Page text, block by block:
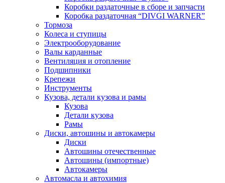
Коробки раздаточные в сборе и запчасти
Коробка раздаточная “DIVGI WARNER”
Тормоза
Колеса и ступицы
Электрооборудование
Валы карданные
Вентиляция и отопление
Подшипники
Крепежи
Инструменты
Кузова, детали кузова и рамы
Кузова
Детали кузова
Рамы
Диски, автошины и автокамеры
Диски
Автошины отечественные
Автошины (импортные)
Автокамеры
Автомасла и автохимия